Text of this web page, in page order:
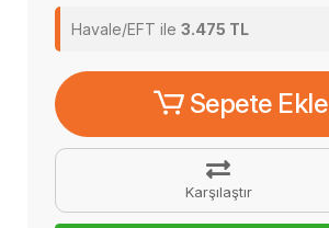
Havale/EFT ile 3.475 TL
Sepete Ekle
Karşılaştır